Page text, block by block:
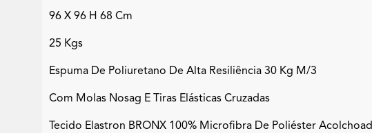
96 X 96 H 68 Cm
25 Kgs
Espuma De Poliuretano De Alta Resiliência 30 Kg M/3
Com Molas Nosag E Tiras Elásticas Cruzadas
Tecido Elastron BRONX 100% Microfibra De Poliéster